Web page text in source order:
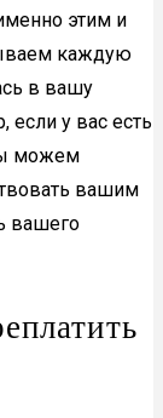
этим и
каждую
в вашу
у вас есть
можем
вашим
вашего